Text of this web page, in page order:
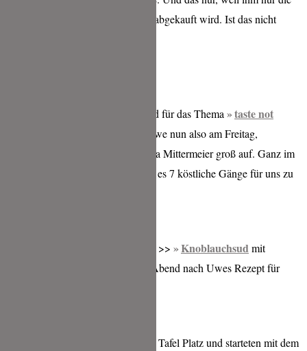
„perfekte“ Hälfte seines Gemüses abgekauft wird. Ist das nicht
Um aufzukären, wachzurütteln und für das Thema
taste not
zu sensibilisieren kochte Uwe nun also am Freitag,
zusammen mit dem Team, der Villa Mittermeier groß auf. Ganz im
Highfoodality-Supperclub Stil gab es 7 köstliche Gänge für uns zu
Den Anfang machte der grandiose >> Knoblauchsudmit
Schnittlauchöl, den ich an Heilig Abend nach Uwes Rezept für
Danach nahmen wir an der langen Tafel Platz und starteten mit dem